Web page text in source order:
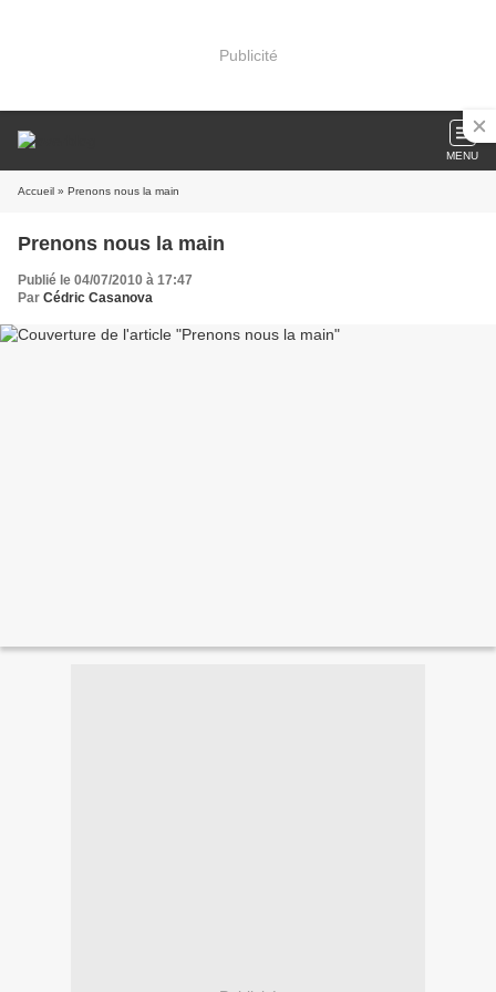
Publicité
MENU
Accueil » Prenons nous la main
Prenons nous la main
Publié le 04/07/2010 à 17:47
Par Cédric Casanova